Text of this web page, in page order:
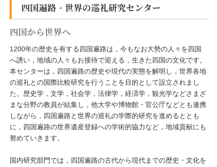
四国遍路・世界の巡礼研究センター
四国から世界へ
1200年の歴史を有する四国遍路は，今もなお大勢の人々を四国
へ誘い，地域の人々もお接待で迎える，生きた四国の文化です。
本センターは，四国遍路の歴史や現代の実態を解明し，世界各地
の巡礼との国際比較研究を行うことを目的として設立されまし
た。歴史学，文学，社会学，法律学，経済学，観光学などさまざ
まな分野の教員が結集し，他大学や博物館・官公庁などとも連携
しながら，四国遍路と世界の巡礼の学際的研究を進めるととも
に，四国遍路の世界遺産登録への学術的協力など，地域貢献にも
努めていきます。
国内研究部門では，四国遍路の古代から現代までの歴史・文化を